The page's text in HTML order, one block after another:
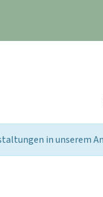
in unserem